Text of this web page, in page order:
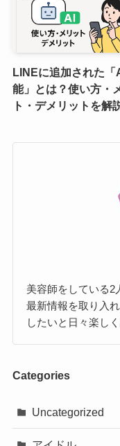
LINEに追加された「
能」とは？使い方・
ト・デメリットを解
美容師をしている2
最新情報を取り入
したいと日々楽し
Categories
Uncategorized